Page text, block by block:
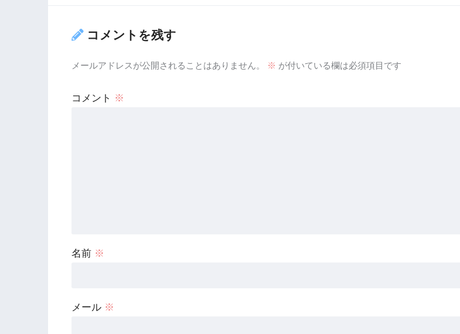
コメントを残す
メールアドレスが公開されることはありません。 ※ が付いている欄は必須項目です
コメント ※
名前 ※
メール ※